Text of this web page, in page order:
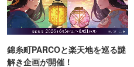
錦糸町PARCOと楽天地を巡る謎
解き企画が開催！